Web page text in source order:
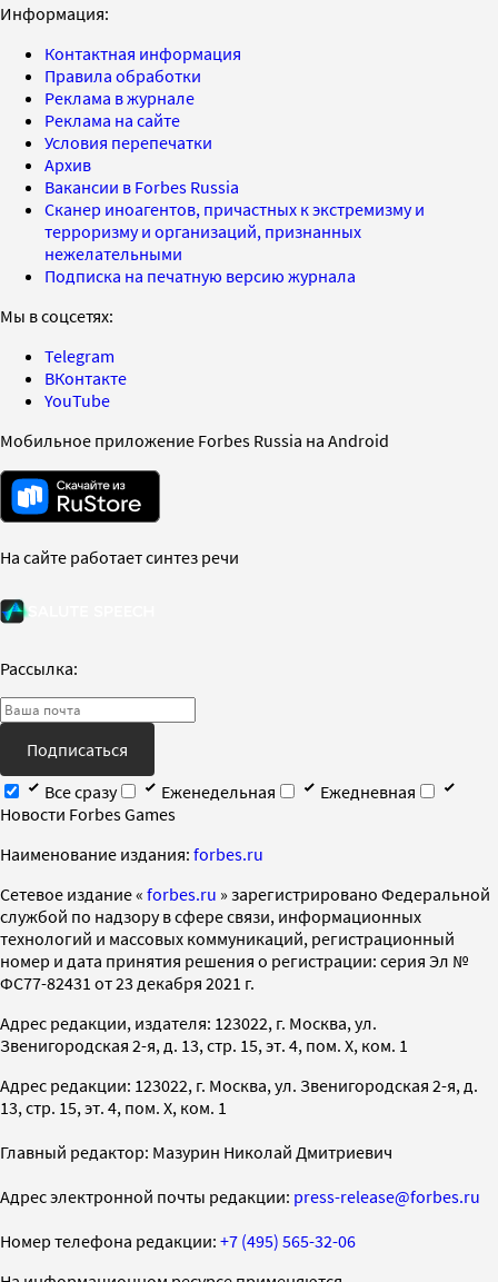
Информация:
Контактная информация
Правила обработки
Реклама в журнале
Реклама на сайте
Условия перепечатки
Архив
Вакансии в Forbes Russia
Сканер иноагентов, причастных к экстремизму и
терроризму и организаций, признанных
нежелательными
Подписка на печатную версию журнала
Мы в соцсетях:
Telegram
ВКонтакте
YouTube
Мобильное приложение Forbes Russia на Android
На сайте работает синтез речи
Рассылка:
Подписаться
Все сразу
Еженедельная
Ежедневная
Новости Forbes Games
Наименование издания: forbes.ru
Cетевое издание « forbes.ru » зарегистрировано Федеральной
службой по надзору в сфере связи, информационных
технологий и массовых коммуникаций, регистрационный
номер и дата принятия решения о регистрации: серия Эл №
ФС77-82431 от 23 декабря 2021 г.
Адрес редакции, издателя: 123022, г. Москва, ул.
Звенигородская 2-я, д. 13, стр. 15, эт. 4, пом. X, ком. 1
Адрес редакции: 123022, г. Москва, ул. Звенигородская 2-я, д.
13, стр. 15, эт. 4, пом. X, ком. 1
Главный редактор: Мазурин Николай Дмитриевич
Адрес электронной почты редакции: press-release@forbes.ru
Номер телефона редакции: +7 (495) 565-32-06